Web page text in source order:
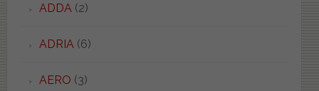
ADDA(2)
ADRIA(6)
AERO (3)